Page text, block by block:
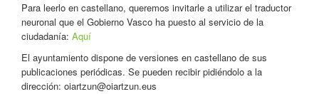
Para leerlo en castellano, queremos invitarle a utilizar el traductor
neuronal que el Gobierno Vasco ha puesto al servicio de la
ciudadanía: Aquí
El ayuntamiento dispone de versiones en castellano de sus
publicaciones periódicas. Se pueden recibir pidiéndolo a la
dirección: oiartzun@oiartzun.eus